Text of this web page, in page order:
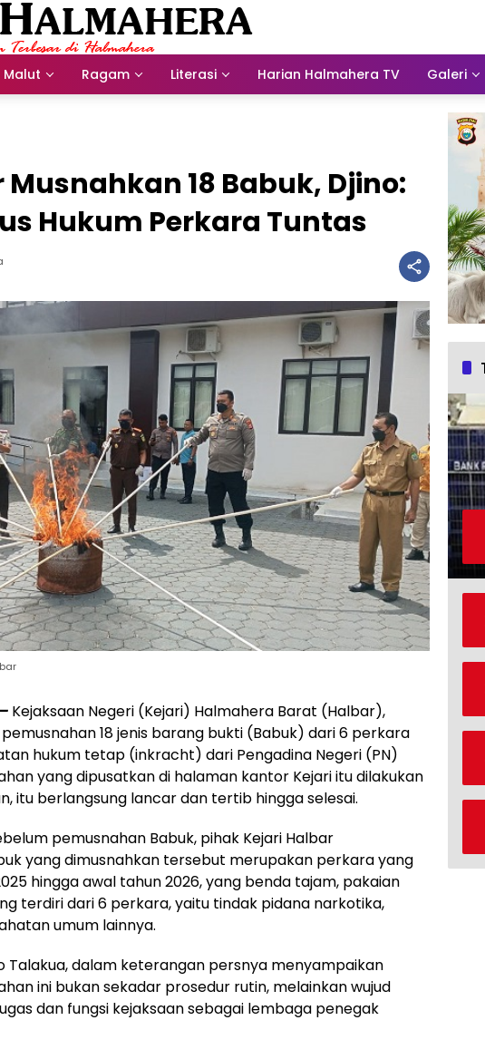
Malut Ragam Literasi Harian Halmahera TV Galeri
18 Babuk, Djino:
Hukum Perkara Tuntas
Kejaksaan Negeri (Kejari) Halmahera Barat (Halbar),
18 jenis barang bukti (Babuk) dari 6 perkara
hukum tetap (inkracht) dari Pengadina Negeri (PN)
yang dipusatkan di halaman kantor Kejari itu dilakukan
itu berlangsung lancar dan tertib hingga selesai.
pemusnahan Babuk, pihak Kejari Halbar
yang dimusnahkan tersebut merupakan perkara yang
hingga awal tahun 2026, yang benda tajam, pakaian
terdiri dari 6 perkara, yaitu tindak pidana narkotika,
umum lainnya.
Talakua, dalam keterangan persnya menyampaikan
ini bukan sekadar prosedur rutin, melainkan wujud
dan fungsi kejaksaan sebagai lembaga penegak